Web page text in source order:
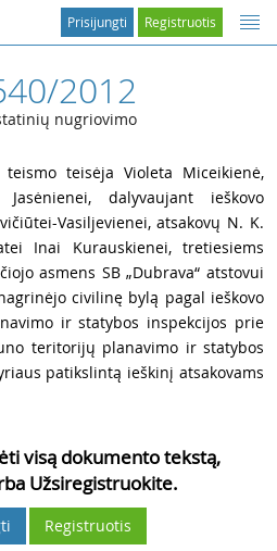
Registruotis
Prisijungti
2012
nugriovimo
teisėja Violeta Miceikienė,
dalyvaujant ieškovo
Vasiljevienei, atsakovų N. K.
Inai Kurauskienei, tretiesiems
asmens SB „Dubrava“ atstovui
civilinę bylą pagal ieškovo
ir statybos inspekcijos prie
teritorijų planavimo ir statybos
patikslintą ieškinį atsakovams
visą dokumento tekstą,
Užsiregistruokite.
Registruotis